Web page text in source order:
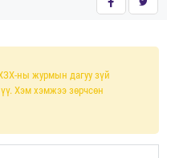
ны журмын дагуу зүй
Хэм хэмжээ зөрчсөн